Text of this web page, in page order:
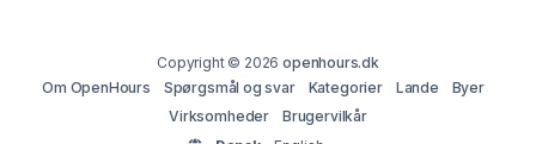
Copyright © 2026openhours.dk
Om OpenHours
Spørgsmål og svar Kategorier Lande
Byer
Virksomheder
Brugervilkår